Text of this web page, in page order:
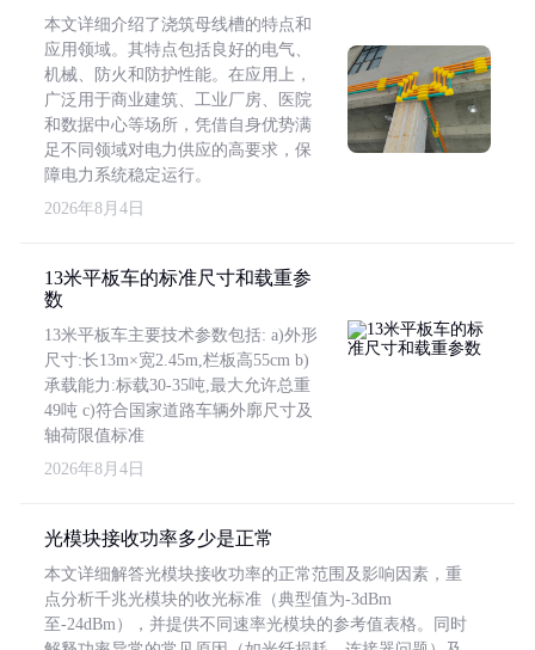
本文详细介绍了浇筑母线槽的特点和
应用领域。其特点包括良好的电气、
机械、防火和防护性能。在应用上，
广泛用于商业建筑、工业厂房、医院
和数据中心等场所，凭借自身优势满
足不同领域对电力供应的高要求，保
障电力系统稳定运行。
2026年8月4日
13米平板车的标准尺寸和载重参
数
13米平板车主要技术参数包括: a)外形
尺寸:长13m×宽2.45m,栏板高55cm b)
承载能力:标载30-35吨,最大允许总重
49吨 c)符合国家道路车辆外廓尺寸及
轴荷限值标准
2026年8月4日
光模块接收功率多少是正常
本文详细解答光模块接收功率的正常范围及影响因素，重
点分析千兆光模块的收光标准（典型值为-3dBm
至-24dBm），并提供不同速率光模块的参考值表格。同时